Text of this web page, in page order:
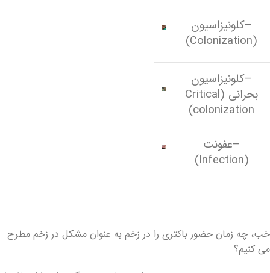
–کلونیزاسیون
(Colonization)
–کلونیزاسیون
بحرانی (Critical
colonization)
–عفونت
(Infection)
خب، چه زمان حضور باکتری را در زخم به عنوان مشکل در زخم مطرح
می کنیم؟